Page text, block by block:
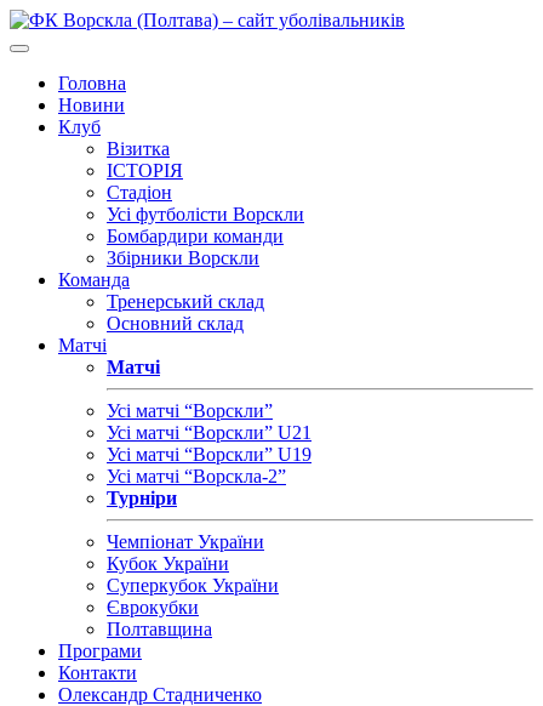
Головна
Новини
Клуб
Візитка
ІСТОРІЯ
Стадіон
Усі футболісти Ворскли
Бомбардири команди
Збірники Ворскли
Команда
Тренерський склад
Основний склад
Матчі
Матчі
Усі матчі “Ворскли”
Усі матчі “Ворскли” U21
Усі матчі “Ворскли” U19
Усі матчі “Ворскла-2”
Турніри
Чемпіонат України
Кубок України
Суперкубок України
Єврокубки
Полтавщина
Програми
Контакти
Олександр Стадниченко